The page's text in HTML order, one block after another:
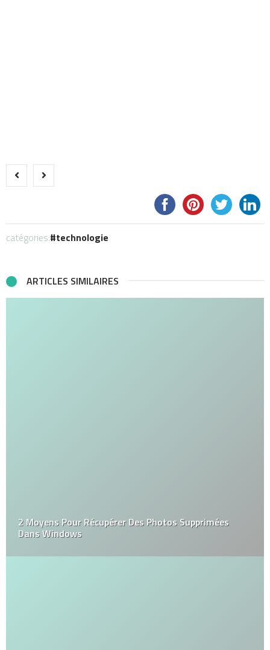
catégories: technologie
ARTICLES SIMILAIRES
2 Moyens Pour Récupérer Des Photos Supprimées
Dans Windows